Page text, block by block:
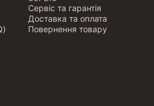
Сервіс та гарантія
Доставка та оплата
Повернення товару